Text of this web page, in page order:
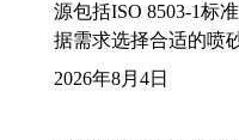
源包括ISO 8503-1标
据需求选择合适的喷
2026年8月4日